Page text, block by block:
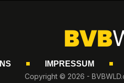
IMPRESSUM
Copyright © 2026 -